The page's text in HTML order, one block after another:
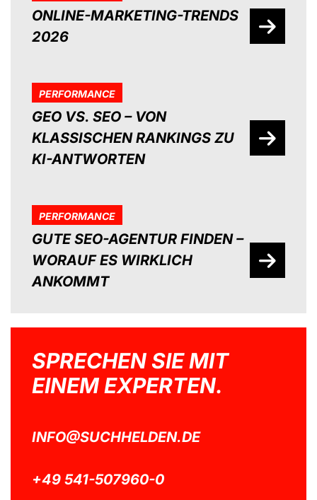
ONLINE-MARKETING-TRENDS
2026
PERFORMANCE
GEO VS. SEO – VON
KLASSISCHEN RANKINGS ZU
KI-ANTWORTEN
PERFORMANCE
GUTE SEO-AGENTUR FINDEN –
WORAUF ES WIRKLICH
ANKOMMT
SPRECHEN SIE MIT
EINEM EXPERTEN.
INFO@SUCHHELDEN.DE
+49 541-507960-0